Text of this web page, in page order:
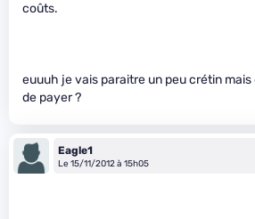
coûts.
euuuh je vais paraitre un peu crétin mais
de payer ?
Eagle1
Le 15/11/2012 à 15h05